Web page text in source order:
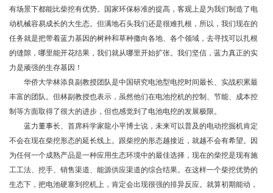
有场景下都能比柴挖有优势。国家环保标准的提高，客观上是为我们制造了电
动机械容易成长的大生态。但满地石头我们还是很难扎根，所以，我们现在的
任务就是把带着蓝力基因的树种和草种撒向各地、各个领域，去寻找可以扎根
的缝隙，哪里能开花结果，我们就从哪里开始扩张。我们坚信，蓝力真正的实
力是顽强的生存基因！
华侨大学林添良副教授团队是中国研究电池型电挖时间最长、实战积累最
丰富的团队。但林副教授也表示，虽然他们在电池挖机的控制、节能、成本控
制等方面取得了很大的进步，但也感觉到了电池电挖的发展极限。
蓝力董事长、首席科学家龍小平博士说，未来可以普及的电动挖掘机肯定
不会在现在柴挖形态的延长线上。跟柴挖的形态越接近，就越不会有希望。因
为任何一个成熟产品是一种应用生态环境中的最佳选择，现在的柴挖是现有施
工工法、挖手、销售渠道、能源供应渠道的综合结果。在这样一个柴挖优势的
生态下，把电池硬塞到挖机上，肯定会出现很强的排异反应。就算初期能动，